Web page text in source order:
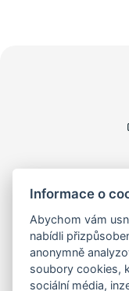
Informace o
Abychom vám
nabídli
anonymně
soubory cookies,
sociální média,